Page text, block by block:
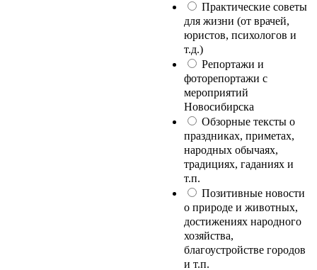
Практические советы
для жизни (от врачей,
юристов, психологов и
т.д.)
Репортажи и
фоторепортажи с
мероприятий
Новосибирска
Обзорные тексты о
праздниках, приметах,
народных обычаях,
традициях, гаданиях и
т.п.
Позитивные новости
о природе и животных,
достижениях народного
хозяйства,
благоустройстве городов
и т.п.